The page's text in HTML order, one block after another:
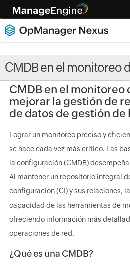
CMDB en el monitoreo
CMDB en el monitoreo
mejorar la gestión de
de datos de gestión
Lograr un monitoreo preciso y
se hace cada vez más crítico. Las
la configuración (CMDB)
Al mantener un repositorio integral
configuración (CI) y sus relaciones,
capacidad de las herramientas de
ofreciendo información más
operaciones de red.
¿Qué es una CMDB?